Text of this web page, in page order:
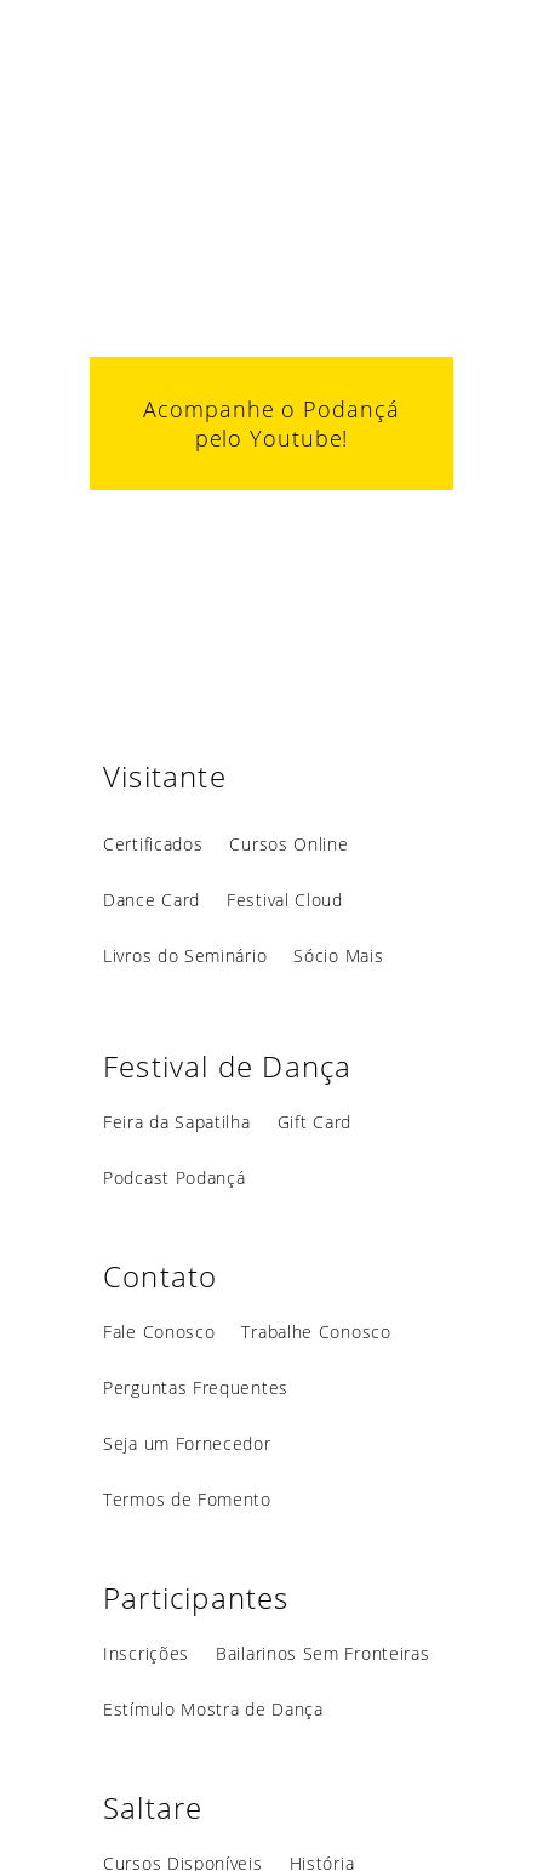
Acompanhe o Podançá
pelo Youtube!
Visitante
Certificados Cursos Online
Dance Card Festival Cloud
Livros do Seminário Sócio Mais
Festival de Dança
Feira da Sapatilha Gift Card
Podcast Podançá
Contato
Fale Conosco Trabalhe Conosco
Perguntas Frequentes
Seja um Fornecedor
Termos de Fomento
Participantes
Inscrições Bailarinos Sem Fronteiras
Estímulo Mostra de Dança
Saltare
Cursos Disponíveis História